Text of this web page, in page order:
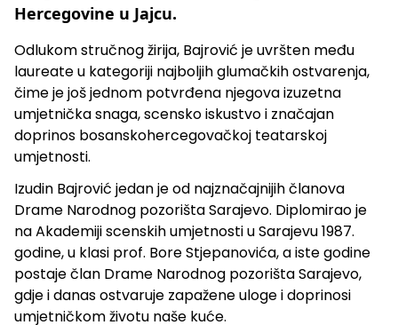
Hercegovine u Jajcu.
Odlukom stručnog žirija, Bajrović je uvršten među
laureate u kategoriji najboljih glumačkih ostvarenja,
čime je još jednom potvrđena njegova izuzetna
umjetnička snaga, scensko iskustvo i značajan
doprinos bosanskohercegovačkoj teatarskoj
umjetnosti.
Izudin Bajrović jedan je od najznačajnijih članova
Drame Narodnog pozorišta Sarajevo. Diplomirao je
na Akademiji scenskih umjetnosti u Sarajevu 1987.
godine, u klasi prof. Bore Stjepanovića, a iste godine
postaje član Drame Narodnog pozorišta Sarajevo,
gdje i danas ostvaruje zapažene uloge i doprinosi
umjetničkom životu naše kuće.